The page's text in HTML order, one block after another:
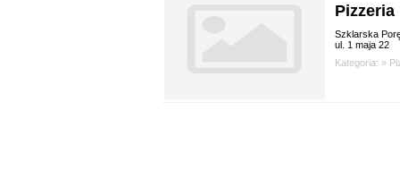
Pizzeria
Szklarska
ul. 1 maja 22
Kategoria: »